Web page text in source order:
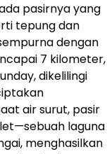
pasirnya yang
tepung dan
dengan
7 kilometer,
dikelilingi
air surut, pasir
laguna
menghasilkan